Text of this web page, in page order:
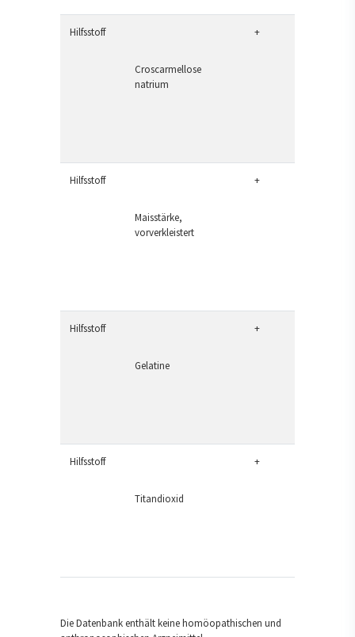
Hilfsstoff
Croscarmellose
natrium
+
Hilfsstoff
Maisstärke,
vorverkleistert
+
Hilfsstoff
Gelatine
+
Hilfsstoff
Titandioxid
+
Die Datenbank enthält keine homöopathischen und